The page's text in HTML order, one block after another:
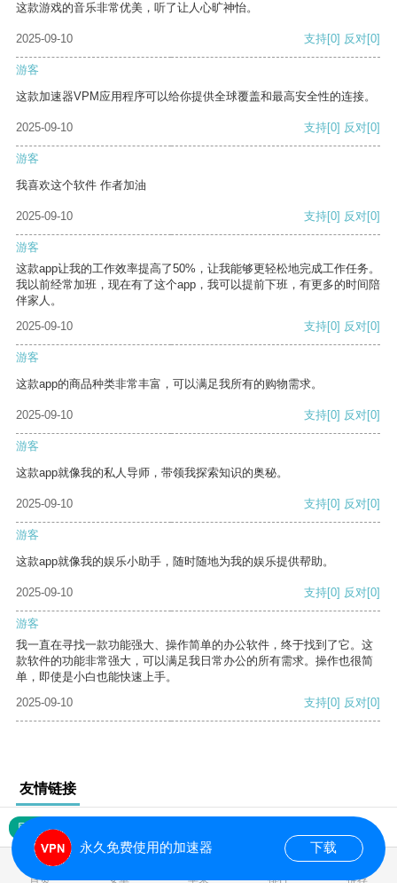
这款游戏的音乐非常优美，听了让人心旷神怡。
2025-09-10 支持[0] 反对[0]
游客
这款加速器VPM应用程序可以给你提供全球覆盖和最高安全性的连接。
2025-09-10 支持[0] 反对[0]
游客
我喜欢这个软件 作者加油
2025-09-10 支持[0] 反对[0]
游客
这款app让我的工作效率提高了50%，让我能够更轻松地完成工作任务。
我以前经常加班，现在有了这个app，我可以提前下班，有更多的时间陪
伴家人。
2025-09-10
支持[0] 反对[0]
游客
这款app的商品种类非常丰富，可以满足我所有的购物需求。
2025-09-10 支持[0] 反对[0]
游客
这款app就像我的私人导师，带领我探索知识的奥秘。
2025-09-10 支持[0] 反对[0]
游客
这款app就像我的娱乐小助手，随时随地为我的娱乐提供帮助。
2025-09-10 支持[0] 反对[0]
游客
我一直在寻找一款功能强大、操作简单的办公软件，终于找到了它。这
款软件的功能非常强大，可以满足我日常办公的所有需求。操作也很简
单，即使是小白也能快速上手。
2025-09-10
支持[0] 反对[0]
友情链接
网站地图
首页 安卓 苹果 排行 推荐
永久免费使用的加速器 下载
0.021834s